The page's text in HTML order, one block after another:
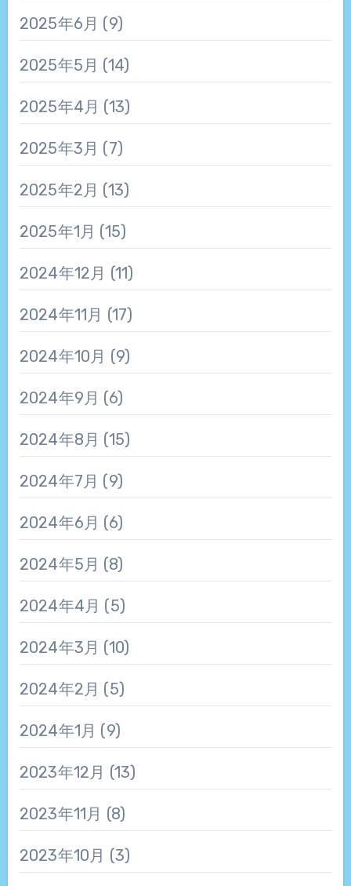
2025年6月 (9)
2025年5月 (14)
2025年4月 (13)
2025年3月 (7)
2025年2月 (13)
2025年1月 (15)
2024年12月 (11)
2024年11月 (17)
2024年10月 (9)
2024年9月 (6)
2024年8月 (15)
2024年7月 (9)
2024年6月 (6)
2024年5月 (8)
2024年4月 (5)
2024年3月 (10)
2024年2月 (5)
2024年1月 (9)
2023年12月 (13)
2023年11月 (8)
2023年10月 (3)